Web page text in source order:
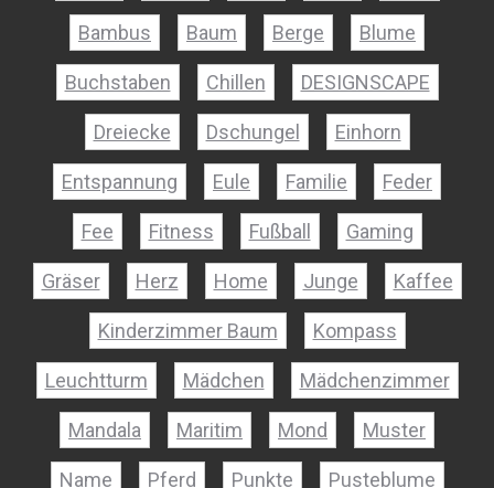
Bambus Baum Berge Blume
Buchstaben Chillen DESIGNSCAPE
Dreiecke Dschungel Einhorn
Entspannung Eule Familie Feder
Fee Fitness Fußball Gaming
Gräser Herz Home Junge Kaffee
Kinderzimmer Baum Kompass
Leuchtturm Mädchen Mädchenzimmer
Mandala Maritim Mond Muster
Name Pferd Punkte Pusteblume